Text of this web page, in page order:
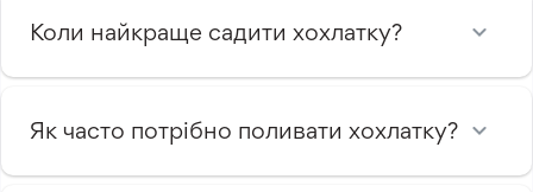
Коли найкраще садити хохлатку?
Як часто потрібно поливати хохлатку?